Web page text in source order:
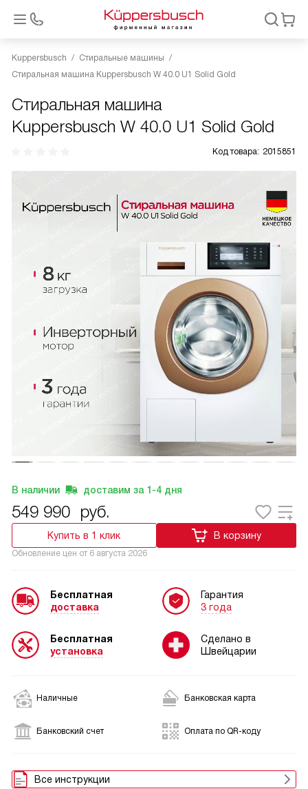
Kuppersbusch
Стиральные машины
Стиральная машина Kuppersbusch W 40.0 U1 Solid Gold
Стиральная машина
Kuppersbusch W 40.0 U1 Solid Gold
Код товара: 2015851
В наличии доставим за 1-4 дня
549 990 руб.
Купить в 1 клик В корзину
Обновление цен от 6 августа 2026
Бесплатная
доставка
Бесплатная
установка
Гарантия
3 года
Сделано в
Швейцарии
Наличные Банковская карта
Банковский счет Оплата по QR-коду
Все инструкции